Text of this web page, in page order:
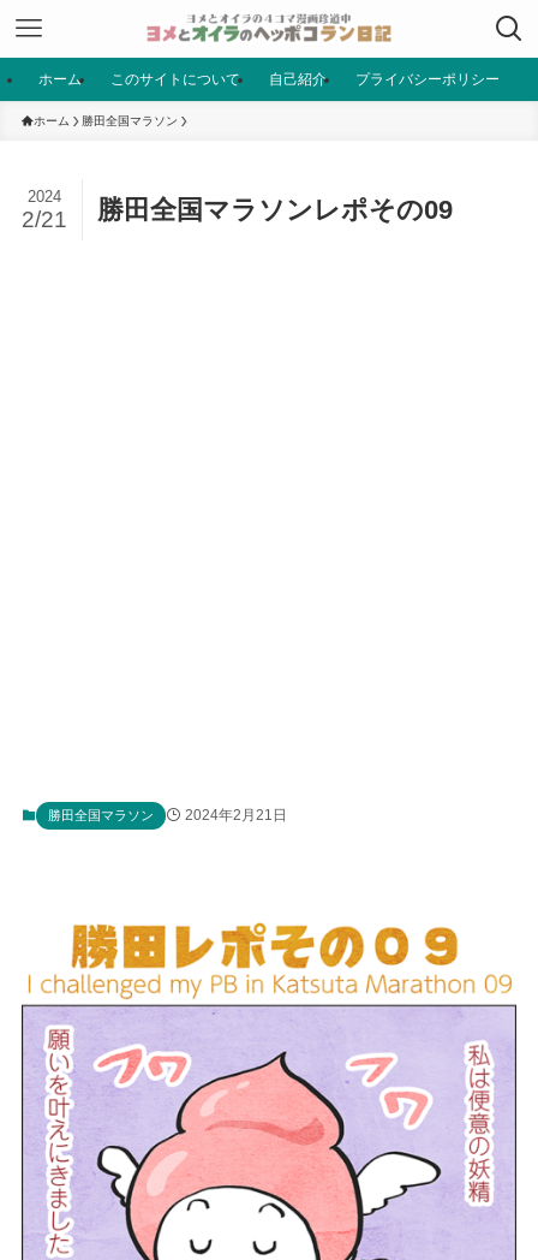
ホーム このサイトについて 自己紹介 プライバシーポリシー
ホーム 勝田全国マラソン
勝田全国マラソンレポその09
2024
2/21
勝田全国マラソン 2024年2月21日